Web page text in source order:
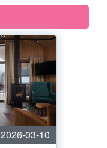
2026-03-10